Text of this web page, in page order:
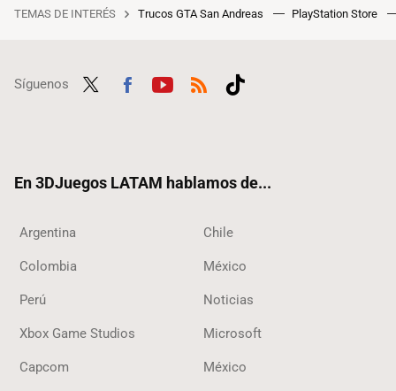
TEMAS DE INTERÉS Trucos GTA San Andreas PlayStation Store
Síguenos
En 3DJuegos LATAM hablamos de...
Argentina Chile
Colombia México
Perú Noticias
Xbox Game Studios Microsoft
Capcom México